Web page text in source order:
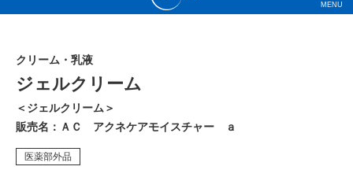
MENU
クリーム・乳液
ジェルクリーム
＜ジェルクリーム＞
販売名：ＡＣ アクネケアモイスチャー ａ
医薬部外品